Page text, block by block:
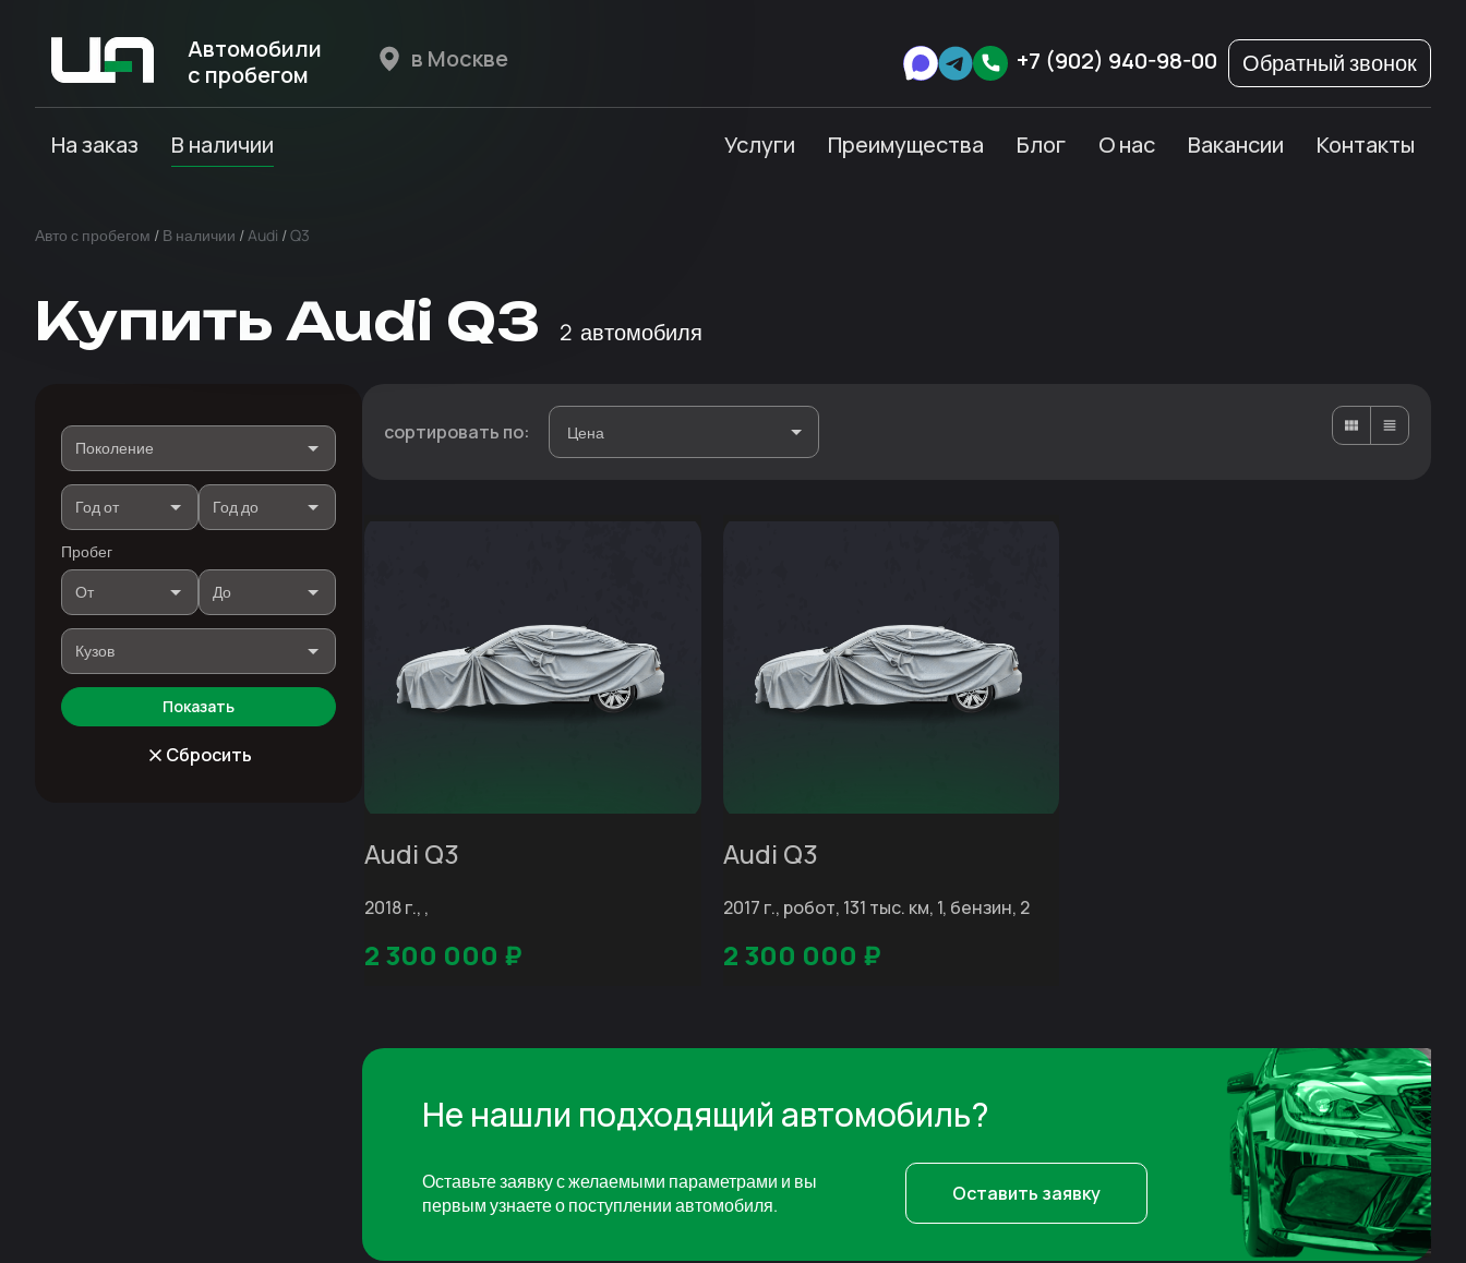
Автомобили
с пробегом
+7 (902) 940-98-00 Обратный звонок
На заказ В наличии Услуги Преимущества Блог О нас Вакансии Контакты
Авто с пробегом / В наличии /Audi /Q3
Купить Audi Q3 2 автомобиля
Пробег
Показать
Сбросить
сортировать по:
Audi Q3
2018 г., ,
2 300 000 ₽
Audi Q3
2017 г., робот, 131 тыс. км, 1, бензин, 2
2 300 000 ₽
Не нашли подходящий автомобиль?
Оставьте заявку с желаемыми параметрами и вы
первым узнаете о поступлении автомобиля.
Оставить заявку